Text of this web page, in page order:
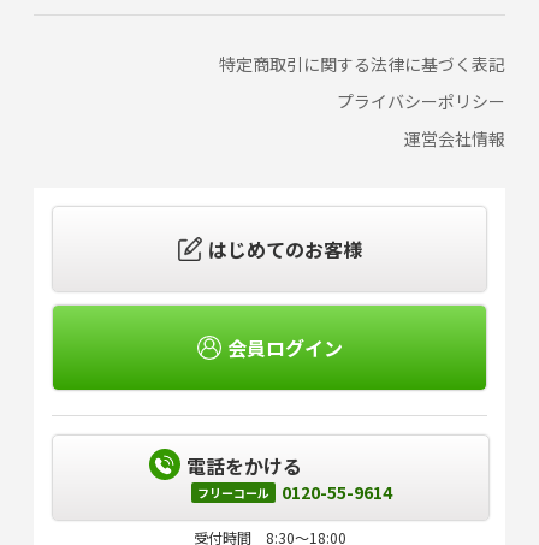
特定商取引に関する法律に基づく表記
プライバシーポリシー
運営会社情報
はじめてのお客様
電話をかける
フリーコール 0120-55-9614
受付時間 8:30～18:00
会員ログイン